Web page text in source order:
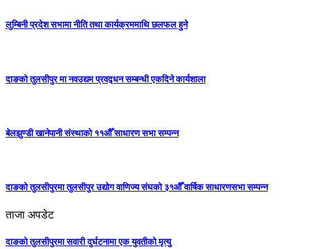
लुम्बिनी प्रदेश सभामा नीति तथा कार्यक्रममाथि छलफल हुने
दाङको तुलसीपुर मा नवउद्यम प्रवद्र्धन सम्बन्धी एकदिने कार्यशाला
बेलझुण्डी खानेपानी संस्थाको ११औँ साधारण सभा सम्पन्न
दाङको तुलसीपुरमा तुलसीपुर उद्योग वाणिज्य संघको ३१औँ वार्षिक साधारणसभा सम्पन्न
ताजा अपडेट
दाङको तुलसीपुरमा सवारी दुर्घटनामा एक युवतीको मृत्यु